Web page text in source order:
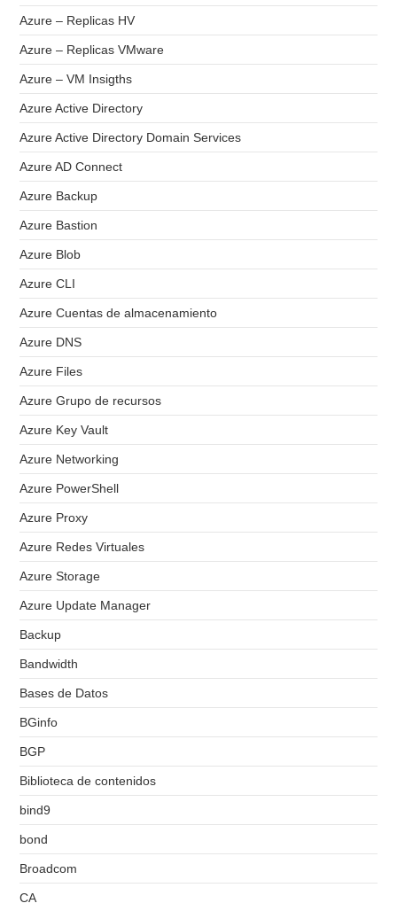
Azure – Replicas HV
Azure – Replicas VMware
Azure – VM Insigths
Azure Active Directory
Azure Active Directory Domain Services
Azure AD Connect
Azure Backup
Azure Bastion
Azure Blob
Azure CLI
Azure Cuentas de almacenamiento
Azure DNS
Azure Files
Azure Grupo de recursos
Azure Key Vault
Azure Networking
Azure PowerShell
Azure Proxy
Azure Redes Virtuales
Azure Storage
Azure Update Manager
Backup
Bandwidth
Bases de Datos
BGinfo
BGP
Biblioteca de contenidos
bind9
bond
Broadcom
CA